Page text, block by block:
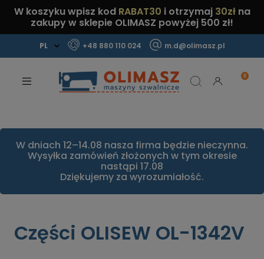
W koszyku wpisz kod RABAT30 i otrzymaj 30złna
zakupy w sklepie OLIMASZ powyżej 500 zł!
+48 880 110 024 m.d@olimasz.pl
Sprawdź!
W dniach 12–14.08 nasza firma będzie nieczynna.
Wysyłka zamówień złożonych w tym okresie
nastąpi 17.08
Dziękujemy za wyrozumiałość.
Części OLISEW OL-1342V